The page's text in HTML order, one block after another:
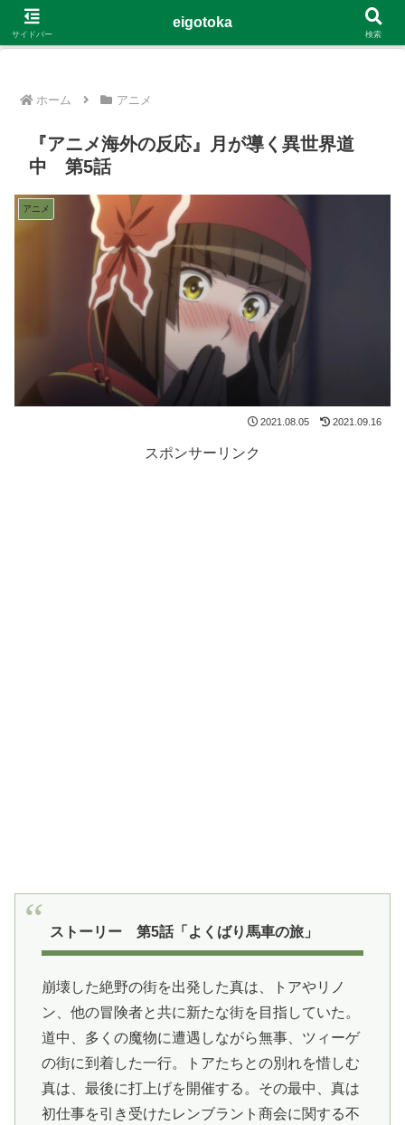
G-4Y8348WE8B
ホーム アニメ
『アニメ海外の反応』月が導く異世界道
中 第5話
アニメ
2021.08.05 2021.09.16
スポンサーリンク
ストーリー 第5話「よくばり馬車の旅」
崩壊した絶野の街を出発した真は、トアやリノ
ン、他の冒険者と共に新たな街を目指していた。
道中、多くの魔物に遭遇しながら無事、ツィーゲ
の街に到着した一行。トアたちとの別れを惜しむ
真は、最後に打上げを開催する。その最中、真は
初仕事を引き受けたレンブラント商会に関する不
サイドバー
eigotoka
検索